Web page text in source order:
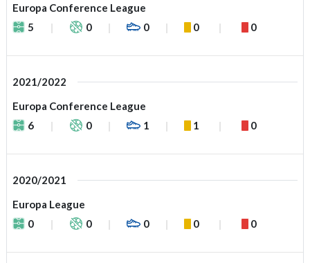
Europa Conference League
5
0 0 0 0
2021/2022
Europa Conference League
6
0 1 1 0
2020/2021
Europa League
0
0 0 0 0